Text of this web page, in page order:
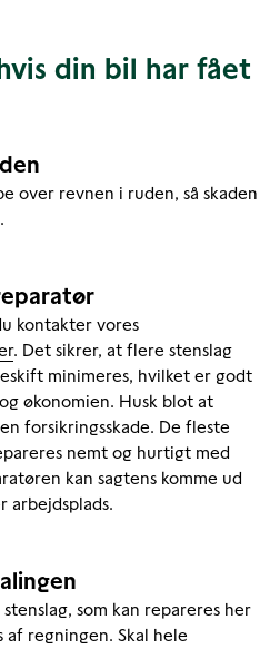
din bil har fået
over revnen i ruden, så skaden
kontakter vores
. Det sikrer, at flere stenslag
minimeres, hvilket er godt
økonomien. Husk blot at
forsikringsskade. De fleste
nemt og hurtigt med
kan sagtens komme ud
som kan repareres her
af regningen. Skal hele